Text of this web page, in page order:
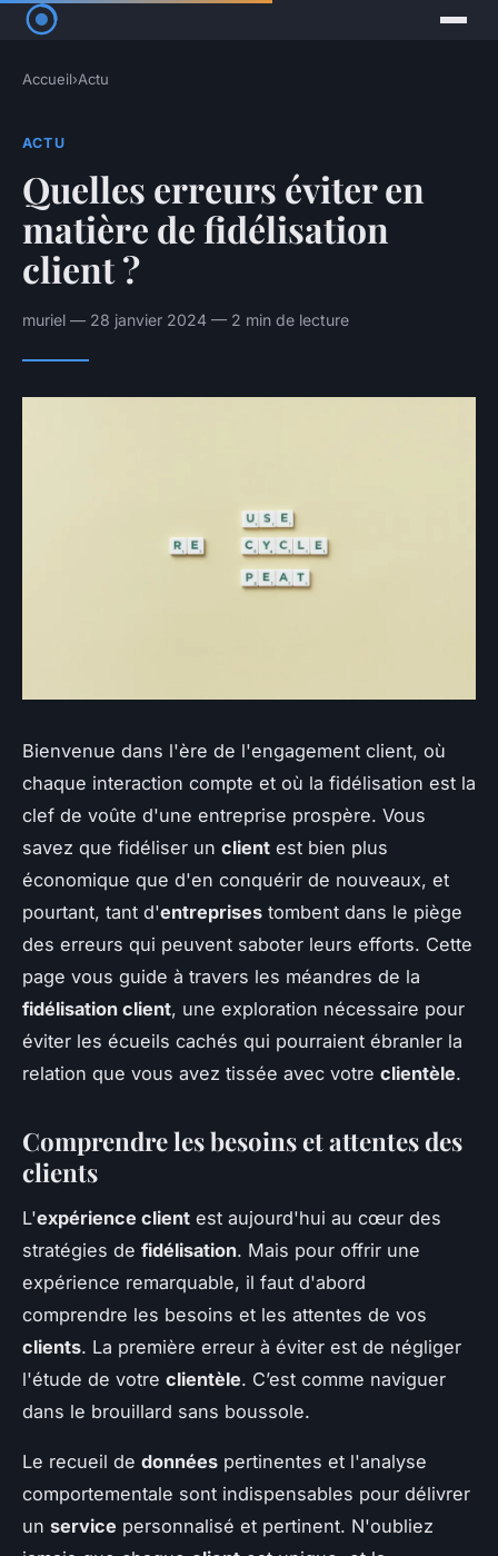
Accueil›Actu
ACTU
Quelles erreurs éviter en
matière de fidélisation
client ?
muriel — 28 janvier 2024 — 2 min de lecture
Bienvenue dans l'ère de l'engagement client, où
chaque interaction compte et où la fidélisation est la
clef de voûte d'une entreprise prospère. Vous
savez que fidéliser un client est bien plus
économique que d'en conquérir de nouveaux, et
pourtant, tant d'entreprises tombent dans le piège
des erreurs qui peuvent saboter leurs efforts. Cette
page vous guide à travers les méandres de la
fidélisation client, une exploration nécessaire pour
éviter les écueils cachés qui pourraient ébranler la
relation que vous avez tissée avec votre clientèle.
Comprendre les besoins et attentes des
clients
L'expérience client est aujourd'hui au cœur des
stratégies de fidélisation. Mais pour offrir une
expérience remarquable, il faut d'abord
comprendre les besoins et les attentes de vos
clients. La première erreur à éviter est de négliger
l'étude de votre clientèle. C’est comme naviguer
dans le brouillard sans boussole.
Le recueil de données pertinentes et l'analyse
comportementale sont indispensables pour délivrer
un service personnalisé et pertinent. N'oubliez